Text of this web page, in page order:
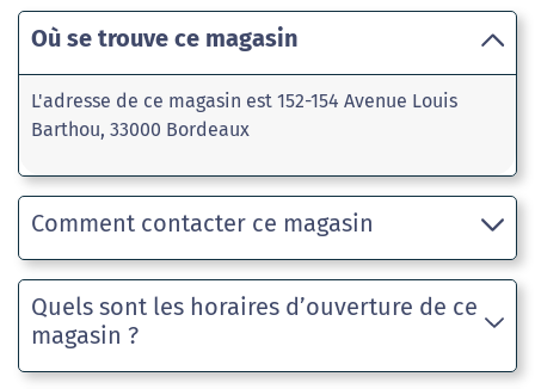
Où se trouve ce magasin
L'adresse de ce magasin est 152-154 Avenue Louis
Barthou, 33000 Bordeaux
Comment contacter ce magasin
Quels sont les horaires d’ouverture de ce
magasin ?